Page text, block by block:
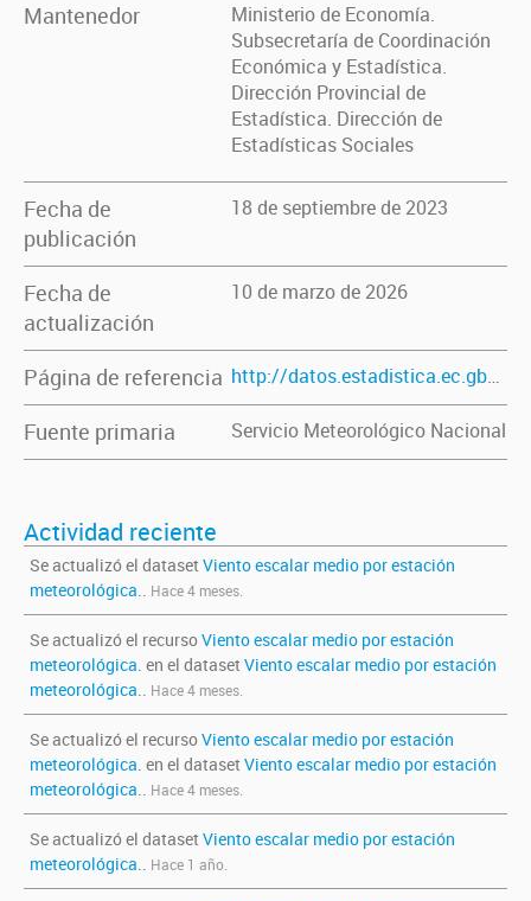
Mantenedor
Ministerio de Economía.
Subsecretaría de Coordinación
Económica y Estadística.
Dirección Provincial de
Estadística. Dirección de
Estadísticas Sociales
Fecha de
publicación
18 de septiembre de 2023
Fecha de
actualización
10 de marzo de 2026
Página de referencia http://datos.estadistica.ec.gba.gov.ar/dataset/viento-escalar-medio-por-estacion-meteorologica
Fuente primaria Servicio Meteorológico Nacional
Actividad reciente
Se actualizó el dataset Viento escalar medio por estación
meteorológica.. Hace 4 meses.
Se actualizó el recursoViento escalar medio por estación
meteorológica. en el dataset Viento escalar medio por estación
meteorológica.. Hace 4 meses.
Se actualizó el recursoViento escalar medio por estación
meteorológica. en el dataset Viento escalar medio por estación
meteorológica.. Hace 4 meses.
Se actualizó el dataset Viento escalar medio por estación
meteorológica.. Hace 1 año.